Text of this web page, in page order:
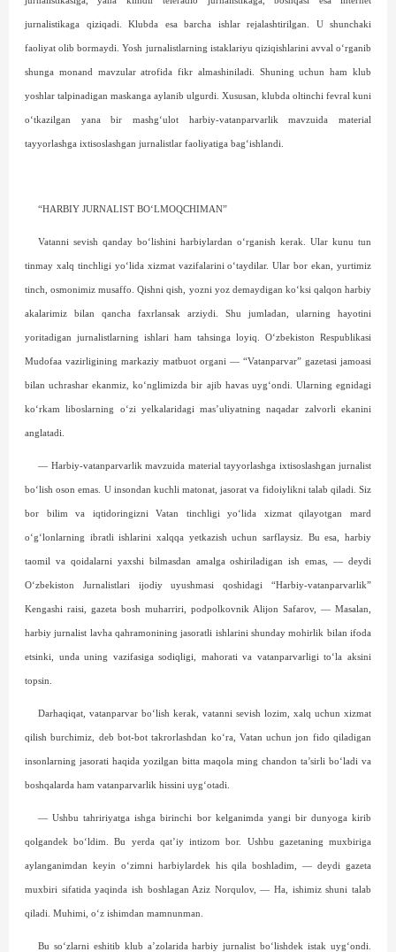
jurnalistikaga qiziqadi. Klubda esa barcha ishlar rejalashtirilgan. U shunchaki
faoliyat olib bormaydi. Yosh jurnalistlarning istaklariyu qiziqishlarini avval o‘rganib
shunga monand mavzular atrofida fikr almashiniladi. Shuning uchun ham klub
yoshlar talpinadigan maskanga aylanib ulgurdi. Xususan, klubda oltinchi fevral kuni
o‘tkazilgan yana bir mashg‘ulot harbiy-vatanparvarlik mavzuida material
tayyorlashga ixtisoslashgan jurnalistlar faoliyatiga bag‘ishlandi.
“HARBIY JURNALIST BO‘LMOQCHIMAN”
Vatanni sevish qanday bo‘lishini harbiylardan o‘rganish kerak. Ular kunu tun
tinmay xalq tinchligi yo‘lida xizmat vazifalarini o‘taydilar. Ular bor ekan, yurtimiz
tinch, osmonimiz musaffo. Qishni qish, yozni yoz demaydigan ko‘ksi qalqon harbiy
akalarimiz bilan qancha faxrlansak arziydi. Shu jumladan, ularning hayotini
yoritadigan jurnalistlarning ishlari ham tahsinga loyiq. O‘zbekiston Respublikasi
Mudofaa vazirligining markaziy matbuot organi — “Vatanparvar” gazetasi jamoasi
bilan uchrashar ekanmiz, ko‘nglimizda bir ajib havas uyg‘ondi. Ularning egnidagi
ko‘rkam liboslarning o‘zi yelkalaridagi mas’uliyatning naqadar zalvorli ekanini
anglatadi.
— Harbiy-vatanparvarlik mavzuida material tayyorlashga ixtisoslashgan jurnalist
bo‘lish oson emas. U insondan kuchli matonat, jasorat va fidoiylikni talab qiladi. Siz
bor bilim va iqtidoringizni Vatan tinchligi yo‘lida xizmat qilayotgan mard
o‘g‘lonlarning ibratli ishlarini xalqqa yetkazish uchun sarflaysiz. Bu esa, harbiy
taomil va qoidalarni yaxshi bilmasdan amalga oshiriladigan ish emas, — deydi
O‘zbekiston Jurnalistlari ijodiy uyushmasi qoshidagi “Harbiy-vatanparvarlik”
Kengashi raisi, gazeta bosh muharriri, podpolkovnik Alijon Safarov, — Masalan,
harbiy jurnalist lavha qahramonining jasoratli ishlarini shunday mohirlik bilan ifoda
etsinki, unda uning vazifasiga sodiqligi, mahorati va vatanparvarligi to‘la aksini
topsin.
Darhaqiqat, vatanparvar bo‘lish kerak, vatanni sevish lozim, xalq uchun xizmat
qilish burchimiz, deb bot-bot takrorlashdan ko‘ra, Vatan uchun jon fido qiladigan
insonlarning jasorati haqida yozilgan bitta maqola ming chandon ta’sirli bo‘ladi va
boshqalarda ham vatanparvarlik hissini uyg‘otadi.
— Ushbu tahririyatga ishga birinchi bor kelganimda yangi bir dunyoga kirib
qolgandek bo‘ldim. Bu yerda qat’iy intizom bor. Ushbu gazetaning muxbiriga
aylanganimdan keyin o‘zimni harbiylardek his qila boshladim, — deydi gazeta
muxbiri sifatida yaqinda ish boshlagan Aziz Norqulov, — Ha, ishimiz shuni talab
qiladi. Muhimi, o‘z ishimdan mamnunman.
Bu so‘zlarni eshitib klub a’zolarida harbiy jurnalist bo‘lishdek istak uyg‘ondi.